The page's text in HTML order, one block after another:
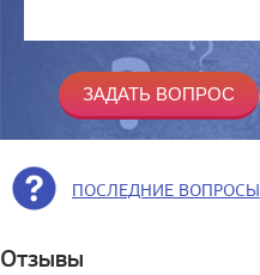
ПОСЛЕДНИЕ ВОПРОСЫ
Отзывы